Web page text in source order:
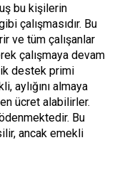
bu kişilerin
çalışmasıdır. Bu
ve tüm çalışanlar
çalışmaya devam
destek primi
aylığını almaya
ücret alabilirler.
Bu
ancak emekli